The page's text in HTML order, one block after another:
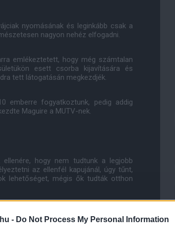
- Do Not Process My Personal Information
nyomásának és leginkább csak a
nagyon nehéz elfogadni.
emlékeztetett, hogy még számtalan
esett csorba kijavítására és
tett látogatásán megkezdjék.
emberre fogyatkoztunk, pedig addig
Maguire a MUTV-nek.
ellenére, hogy nem tudtunk a legjobb
az ellenfél kapujánál, úgy tűnt,
lehetőséget, mégis ők tudták otthon
lesz talpra állni, amit meg is kell